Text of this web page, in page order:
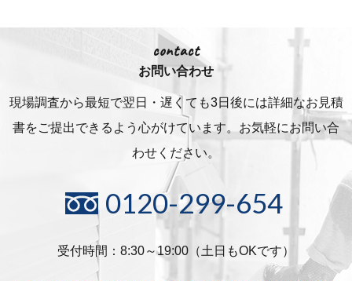
contact
お問い合わせ
現場調査から最短で翌日・遅くても3日後には詳細なお見積
書をご提出できるよう心がけています。お気軽にお問い合
わせください。
0120-299-654
受付時間：8:30～19:00（土日もOKです）